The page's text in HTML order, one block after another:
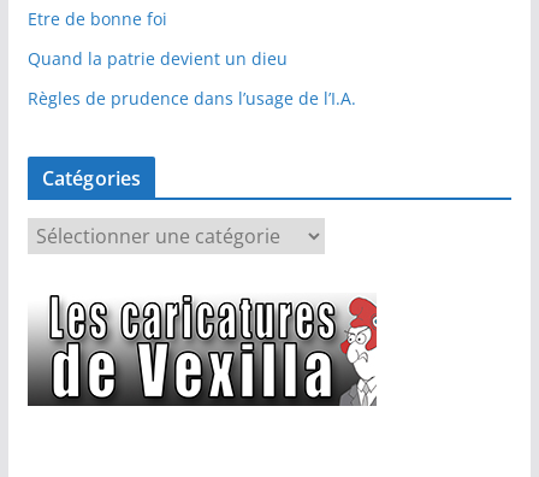
Etre de bonne foi
Quand la patrie devient un dieu
Règles de prudence dans l’usage de l’I.A.
Catégories
é
g
o
r